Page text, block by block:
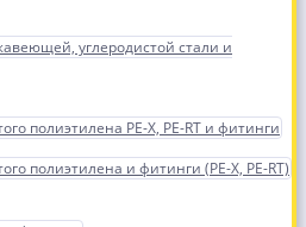
углеродистой стали и
полиэтилена PE-X, PE-RT и фитинги
полиэтилена и фитинги (PE-X, PE-RT)